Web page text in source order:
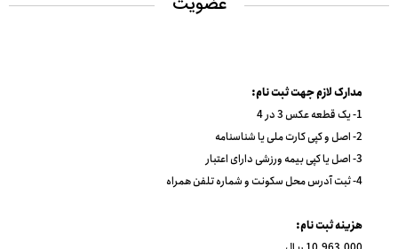
اخبار و رویدادها
گزارشات
گزارشات تصویری
مزایده و مناقصه
مدارک لازم جهت ثبت نام:
1- یک قطعه عکس 3 در 4
2- اصل و کپی کارت ملی یا شناسنامه
3- اصل یا کپی بیمه ورزشی دارای اعتبار
4- ثبت آدرس محل سکونت و شماره تلفن همراه
هزینه ثبت نام: